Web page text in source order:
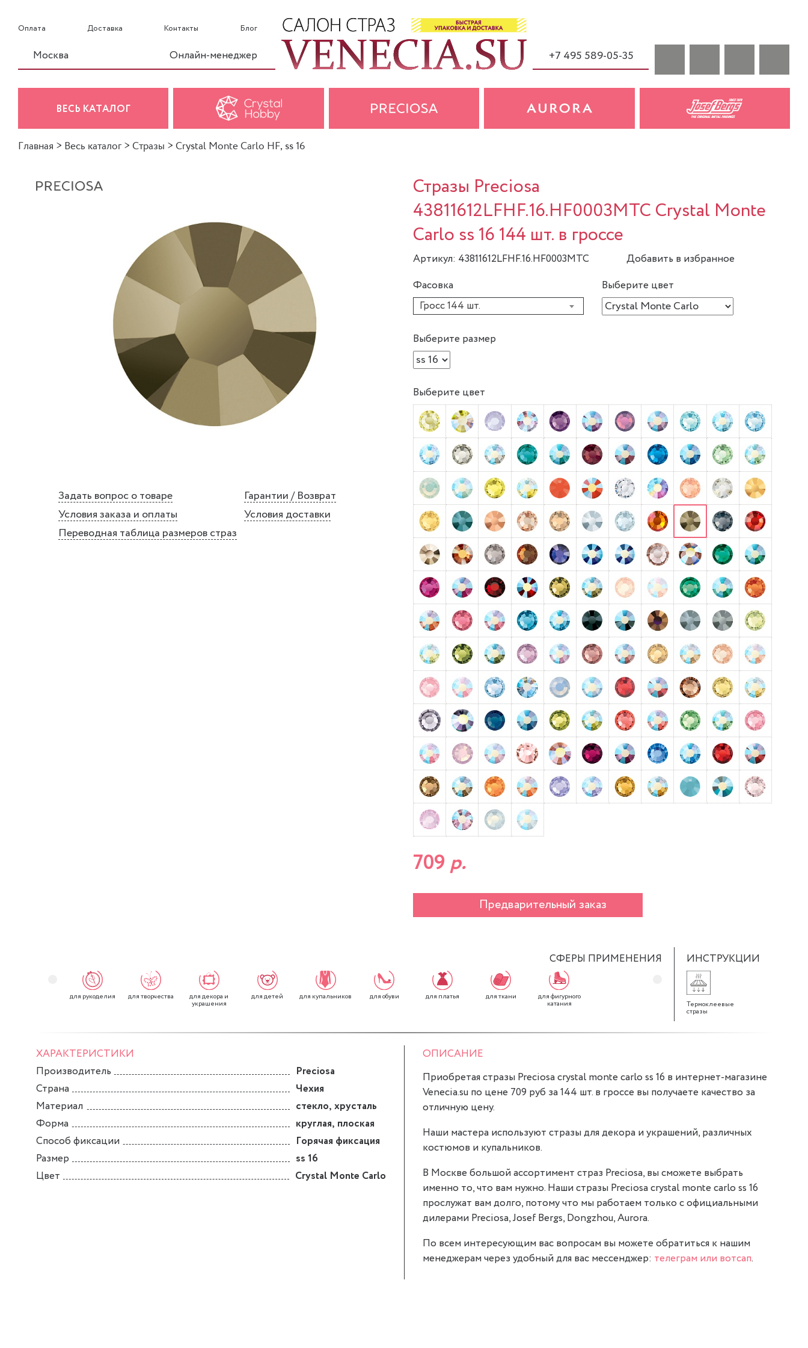
Оплата Доставка Контакты Блог
Москва Онлайн-менеджер +7 495 589-05-35
ВЕСЬ КАТАЛОГ
Главная > Весь каталог > Стразы > Crystal Monte Carlo HF, ss 16
Задать вопрос о товаре
Гарантии / Возврат
Условия заказа и оплаты
Условия доставки
Переводная таблица размеров страз
Стразы Preciosa
43811612LFHF.16.HF0003MTC Crystal Monte
Carlo ss 16 144 шт. в гроссе
Артикул: 43811612LFHF.16.HF0003MTC
Добавить в избранное
Фасовка
Гросс 144 шт.
Выберите цвет
Выберите размер
Выберите цвет
709 р.
Предварительный заказ
СФЕРЫ ПРИМЕНЕНИЯ
для рукоделия для творчества для декора и
украшения
для детей для купальников для обуви для платья для ткани для фигурного
катания
ИНСТРУКЦИИ
Термоклеевые
стразы
ХАРАКТЕРИСТИКИ
Производитель
Preciosa
Страна
Чехия
Материал
стекло, хрусталь
Форма
круглая, плоская
Способ фиксации
Горячая фиксация
Размер
ss 16
Цвет
Crystal Monte Carlo
ОПИСАНИЕ
Приобретая стразы Preciosa crystal monte carlo ss 16 в интернет-магазине
Venecia.su по цене 709 руб за 144 шт. в гроссе вы получаете качество за
отличную цену.
Наши мастера используют стразы для декора и украшений, различных
костюмов и купальников.
В Москве большой ассортимент страз Preciosa, вы сможете выбрать
именно то, что вам нужно. Наши стразы Preciosa crystal monte carlo ss 16
прослужат вам долго, потому что мы работаем только с официальными
дилерами Preciosa, Josef Bergs, Dongzhou, Aurora.
По всем интересующим вас вопросам вы можете обратиться к нашим
менеджерам через удобный для вас мессенджер: телеграм или вотсап.